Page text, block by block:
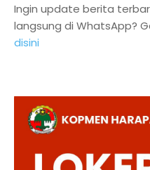
Ingin update berita
langsung di WhatsApp?
disini